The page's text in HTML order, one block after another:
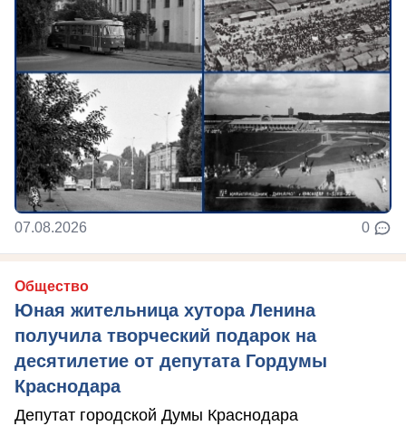
07.08.2026 0
Общество
Юная жительница хутора Ленина
получила творческий подарок на
десятилетие от депутата Гордумы
Краснодара
Депутат городской Думы Краснодара